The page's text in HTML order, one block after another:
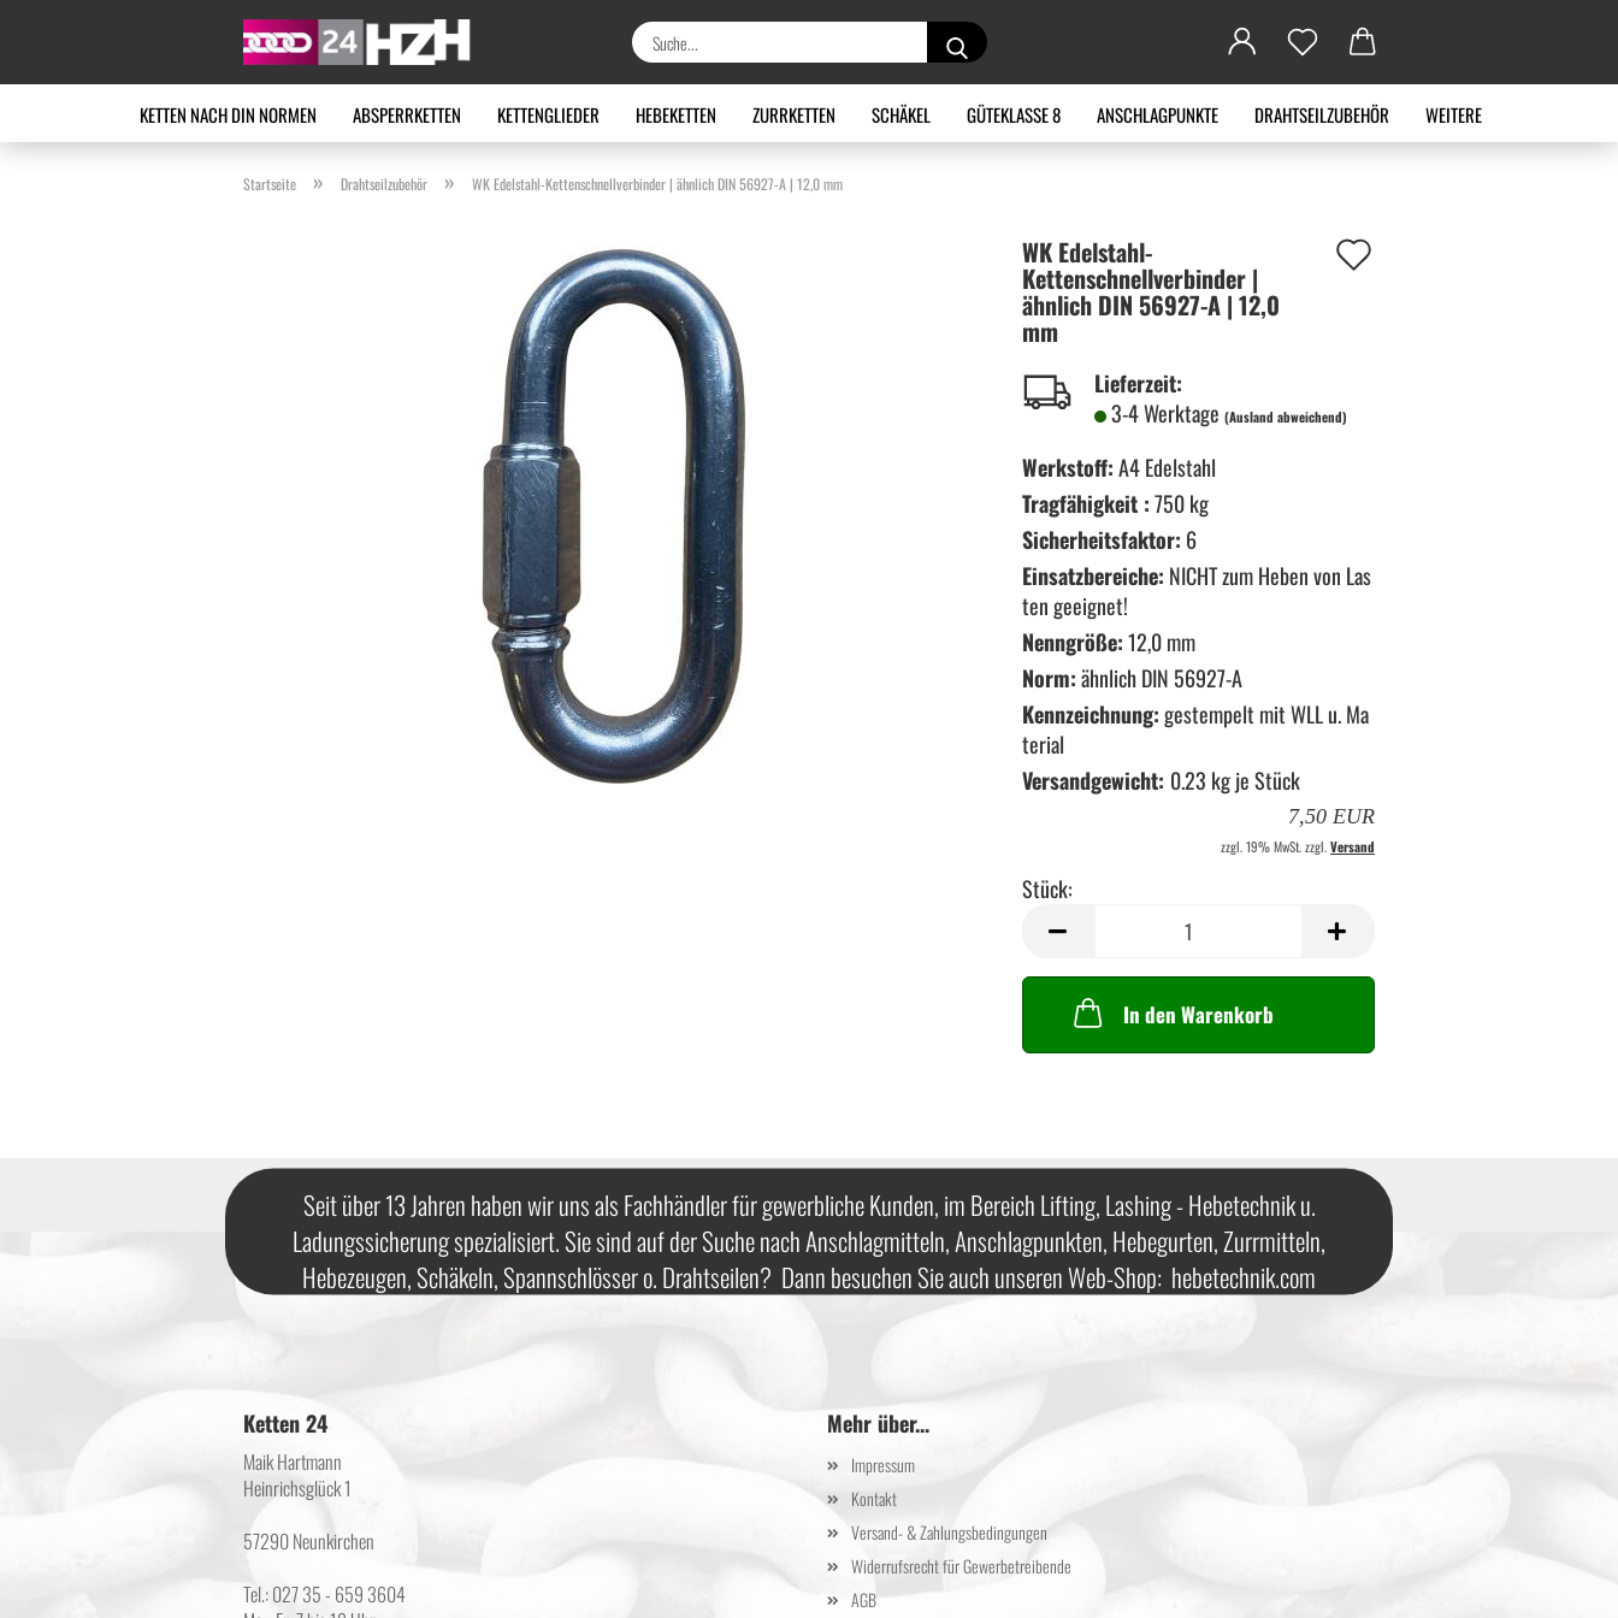
Suche...
KETTEN NACH DIN NORMEN ABSPERRKETTEN KETTENGLIEDER HEBEKETTEN ZURRKETTEN SCHÄKEL GÜTEKLASSE 8 ANSCHLAGPUNKTE DRAHTSEILZUBEHÖR WEITERE
Startseite » Drahtseilzubehör » WK Edelstahl-Kettenschnellverbinder | ähnlich DIN 56927-A | 12,0 mm
WK Edelstahl-​
Kettenschnellverbinder |
ähn­lich DIN 56927-​A | 12,0
mm
Lieferzeit:
3-4 Werktage (Ausland abweichend)
Werkstoff:A4 Edelstahl
Tragfähigkeit :750 kg
Sicherheitsfaktor: 6
Einsatzbereiche: NICHT zum Heben von Las
ten geeignet!
Nenngröße:12,0 mm
Norm:ähnlich DIN 56927-A
Kennzeichnung:gestempelt mit WLL u. Ma
terial
Versandgewicht: 0.23 kg je Stück
7,50 EUR
zzgl. 19% MwSt. zzgl.Versand
Stück:
Stück
In den Warenkorb
Seit über 13 Jahren haben wir uns als Fachhändler für gewerbliche Kunden, im Bereich Lifting, Lashing - Hebetechnik u.
Ladungssicherung spezialisiert. Sie sind auf der Suche nach Anschlagmitteln, Anschlagpunkten, Hebegurten, Zurrmitteln,
Hebezeugen, Schäkeln, Spannschlösser o. Drahtseilen? Dann besuchen Sie auch unseren Web-Shop: hebetechnik.com
Ketten 24
Maik Hartmann
Heinrichsglück 1
57290 Neunkirchen
Tel.: 027 35 - 659 3604
Mehr über...
Impressum
Kontakt
Versand- & Zahlungsbedingungen
Widerrufsrecht für Gewerbetreibende
AGB